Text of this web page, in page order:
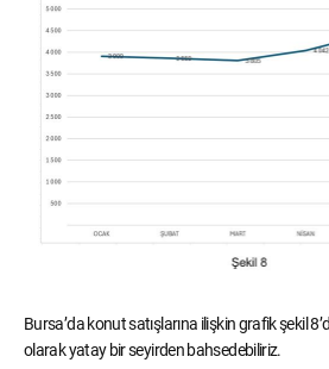
Bursa’da konut satışlarına ilişkin grafik şekil
olarak yatay bir seyirden bahsedebiliriz.